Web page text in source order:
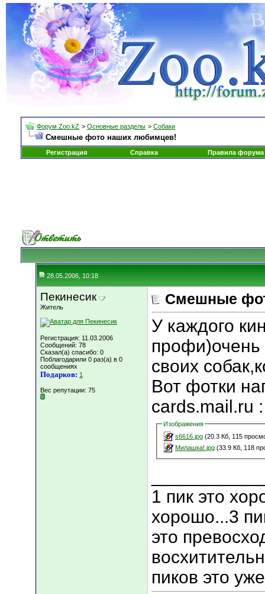
Форум Zoo.kZ > Основные разделы > Собаки
Смешные фото наших любимцев!
Регистрация Справка Правила форума
28.05.2006, 10:18
Пекинесик
Житель
Регистрация: 11.03.2006
Сообщений: 78
Сказал(а) спасибо: 0
Поблагодарили 0 раз(а) в 0
сообщениях
Подарков: 1
Вес репутации: 75
Смешные
У каждого
своих
Вот фотки
cards.mail.ru :
Изображения
s6616.jpg (20.3 Кб, 115
Милашка!.jpg (33.9 Кб, 118
1 пик это
хорошо...3
это
пиков это